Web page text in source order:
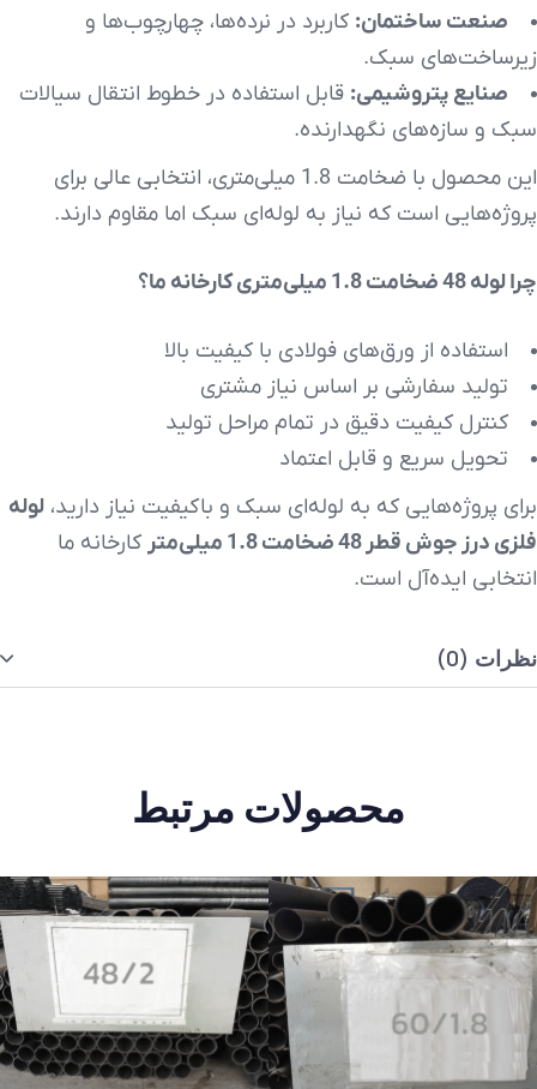
صنعت ساختمان: کاربرد در نرده‌ها، چهارچوب‌ها و
زیرساخت‌های سبک.
صنایع پتروشیمی: قابل استفاده در خطوط انتقال سیالات
سبک و سازه‌های نگهدارنده.
این محصول با ضخامت 1.8 میلی‌متری، انتخابی عالی برای
پروژه‌هایی است که نیاز به لوله‌ای سبک اما مقاوم دارند.
چرا لوله 48 ضخامت 1.8 میلی‌متری کارخانه ما؟
استفاده از ورق‌های فولادی با کیفیت بالا
تولید سفارشی بر اساس نیاز مشتری
کنترل کیفیت دقیق در تمام مراحل تولید
تحویل سریع و قابل اعتماد
برای پروژه‌هایی که به لوله‌ای سبک و باکیفیت نیاز دارید، لوله
فلزی درز جوش قطر 48 ضخامت 1.8 میلی‌متر
کارخانه ما
انتخابی ایده‌آل است.
نظرات (0)
محصولات مرتبط